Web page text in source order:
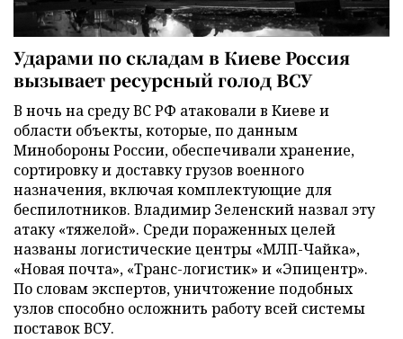
Ударами по складам в Киеве Россия
вызывает ресурсный голод ВСУ
В ночь на среду ВС РФ атаковали в Киеве и
области объекты, которые, по данным
Минобороны России, обеспечивали хранение,
сортировку и доставку грузов военного
назначения, включая комплектующие для
беспилотников. Владимир Зеленский назвал эту
атаку «тяжелой». Среди пораженных целей
названы логистические центры «МЛП-Чайка»,
«Новая почта», «Транс-логистик» и «Эпицентр».
По словам экспертов, уничтожение подобных
узлов способно осложнить работу всей системы
поставок ВСУ.